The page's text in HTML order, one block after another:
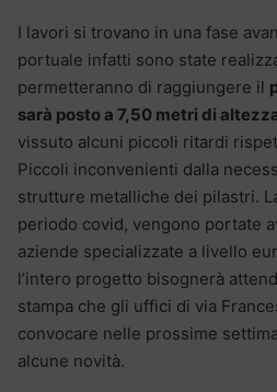
I lavori si trovano in una fase
portuale infatti sono state
permetteranno di raggiungere il
sarà posto a 7,50 metri di
vissuto alcuni piccoli ritardi
Piccoli inconvenienti dalla
strutture metalliche dei pilastri.
periodo covid, vengono portate
aziende specializzate a livello
l’intero progetto bisognerà
stampa che gli uffici di via
convocare nelle prossime
alcune novità.